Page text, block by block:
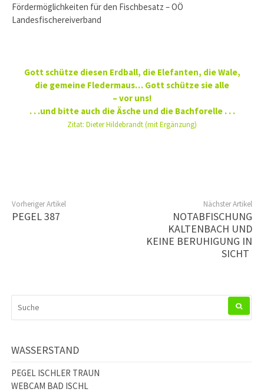
Fördermöglichkeiten für den Fischbesatz – OÖ
Landesfischereiverband
Gott schütze diesen Erdball, die Elefanten, die Wale,
die gemeine Fledermaus… Gott schütze sie alle
– vor uns!
. . .und bitte auch die Äsche und die Bachforelle . . .
Zitat: Dieter Hildebrandt (mit Ergänzung)
Vorheriger Artikel
PEGEL 387
Nächster Artikel
NOTABFISCHUNG
KALTENBACH UND
KEINE BERUHIGUNG IN
SICHT
NACH:
WASSERSTAND
PEGEL ISCHLER TRAUN
WEBCAM BAD ISCHL